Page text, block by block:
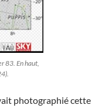
83. En haut,
photographié cette